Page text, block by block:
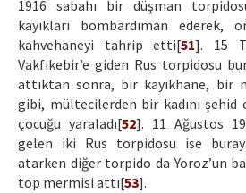
1916 sabahı bir düşman
kayıkları bombardıman ederek,
kahvehaneyi tahrip etti[51]. 15
Vakfıkebir’e giden Rus torpidosu
attıktan sonra, bir kayıkhane, bir
gibi, mültecilerden bir kadını
çocuğu yaraladı[52]. 11 Ağustos
gelen iki Rus torpidosu ise
atarken diğer torpido da Yoroz’un
top mermisi attı[53].